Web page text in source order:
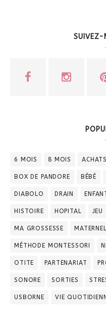
SUIVEZ-
6 MOIS 8 MOIS ACHATS
BOX DE PANDORE BÉBÉ
DIABOLO DRAIN
HISTOIRE HOPITAL JEU
MA GROSSESSE
MÉTHODE MONTESSORI
OTITE PARTENARIAT
SONORE SORTIES
USBORNE VIE